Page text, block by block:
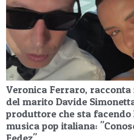
Veronica Ferraro,
del marito Davide
produttore che sta
musica pop italiana: